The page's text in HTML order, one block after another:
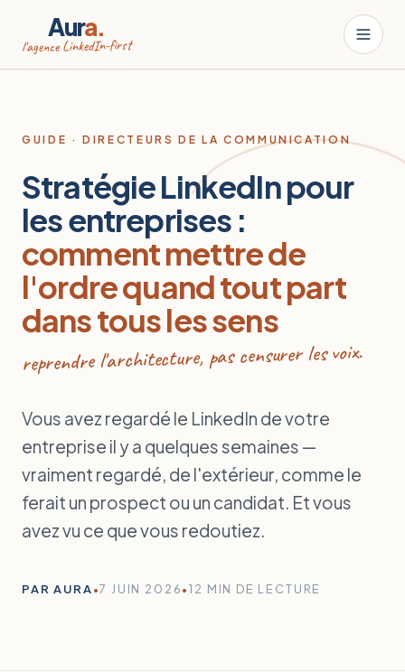
Aura.
l'agence LinkedIn-first
GUIDE · DIRECTEURS DE LA COMMUNICATION
Stratégie LinkedIn pour
les entreprises :
comment mettre de
l'ordre quand tout part
dans tous les sens
reprendre l'architecture, pas censurer les voix.
Vous avez regardé le LinkedIn de votre
entreprise il y a quelques semaines —
vraiment regardé, de l'extérieur, comme le
ferait un prospect ou un candidat. Et vous
avez vu ce que vous redoutiez.
PAR AURA•7 JUIN 2026•12 MIN DE LECTURE